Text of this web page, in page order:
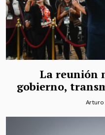
La reunión
gobierno,